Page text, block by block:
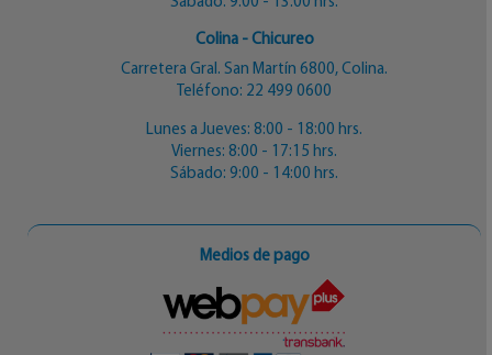
Colina - Chicureo
Carretera Gral. San Martín 6800, Colina.
Teléfono: 22 499 0600
Lunes a Jueves: 8:00 - 18:00 hrs.
Viernes: 8:00 - 17:15 hrs.
Sábado: 9:00 - 14:00 hrs.
Medios de pago